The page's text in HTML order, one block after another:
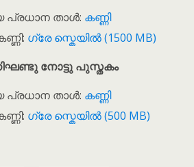
പ്രധാന താൾ: കണ്ണി
ഗ്രേ സ്കെയിൽ (1500 MB)
നോട്ടു പുസ്തകം
പ്രധാന താൾ: കണ്ണി
ഗ്രേ സ്കെയിൽ (500 MB)